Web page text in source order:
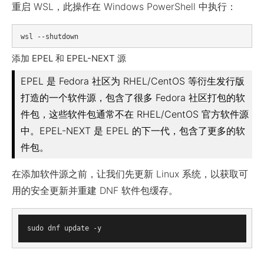
重启 WSL，此操作在 Windows PowerShell 中执行：
wsl --shutdown
添加 EPEL 和 EPEL-NEXT 源
EPEL 是 Fedora 社区为 RHEL/CentOS 等衍生发行版
打造的一个软件源，包含了很多 Fedora 社区打包的软
件包，这些软件包通常不在 RHEL/CentOS 官方软件源
中。EPEL-NEXT 是 EPEL 的下一代，包含了更多的软
件包。
在添加软件源之前，让我们先更新 Linux 系统，以获取可
用的安全更新并重建 DNF 软件包缓存。
sudo dnf update -y